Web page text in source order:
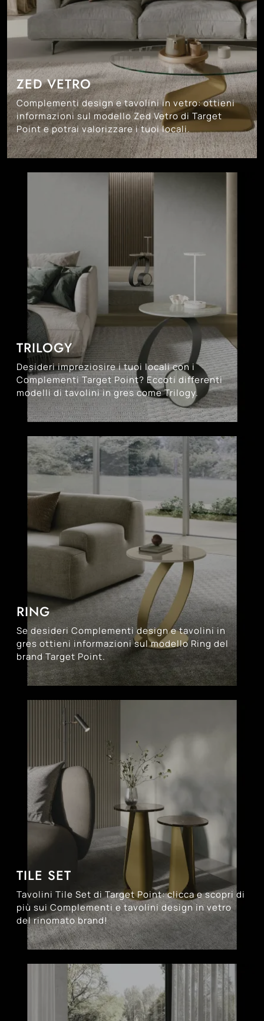
ZED VETRO
Complementi design e tavolini in vetro: ottieni
informazioni sul modello Zed Vetro di Target
Point e potrai valorizzare i tuoi locali.
TRILOGY
Desideri impreziosire i tuoi locali con i
Complementi Target Point? Eccoti differenti
modelli di tavolini in gres come Trilogy.
RING
Se desideri Complementi design e tavolini in
gres ottieni informazioni sul modello Ring del
brand Target Point.
TILE SET
Tavolini Tile Set di Target Point: clicca e scopri di
più sui Complementi e tavolini design in vetro
del rinomato brand!